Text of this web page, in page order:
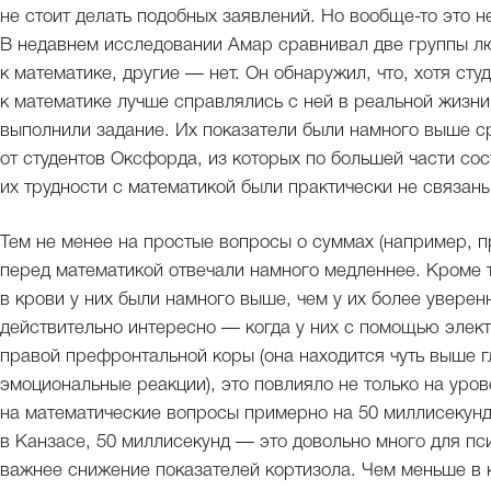
не стоит делать подобных заявлений. Но вообще-то это
В недавнем исследовании Амар сравнивал две группы
к математике, другие — нет. Он обнаружил, что, хотя
к математике лучше справлялись с ней в реальной
выполнили задание. Их показатели были намного выше
от студентов Оксфорда, из которых по большей части
их трудности с математикой были практически не
Тем не менее на простые вопросы о суммах (например,
перед математикой отвечали намного медленнее. Кроме
в крови у них были намного выше, чем у их более
действительно интересно — когда у них с помощью
правой префронтальной коры (она находится чуть выше
эмоциональные реакции), это повлияло не только на
на математические вопросы примерно на 50
в Канзасе, 50 миллисекунд — это довольно много для
важнее снижение показателей кортизола. Чем меньше